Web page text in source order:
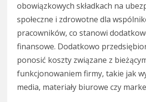
obowiązkowych składkach na
społeczne i zdrowotne dla
pracowników, co stanowi
finansowe. Dodatkowo
ponosić koszty związane z
funkcjonowaniem firmy, takie jak
media, materiały biurowe czy